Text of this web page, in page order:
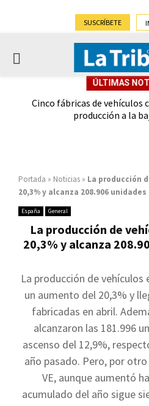
SUSCRÍBETE
PRIMARY
ÚLTIMAS
Cinco fábricas de vehículos
producción a la
Portada » Noticias » La producción
20,3% y alcanza 208.906
España General
La producción de
20,3% y alcanza
La producción de vehículos
un aumento del 20,3% y
fabricadas en abril.
alcanzaron las 181.996
ascenso del 12,9%,
año pasado. Pero, por
VE, aunque aumentó
acumulado del año sigue